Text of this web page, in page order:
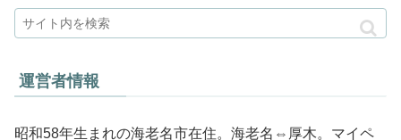
運営者情報
昭和58年生まれの海老名市在住。海老名⇔厚木。マイペ